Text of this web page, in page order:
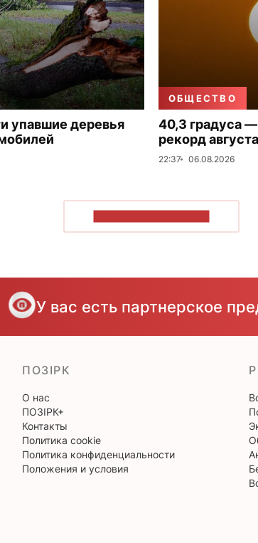
упавшие деревья
ОБЩЕСТВО
40,3 градуса
рекорд
22:37 06.08.2026
У вас есть партнерское
ПОЗІРК
О нас
ПОЗІРК+
Контакты
Политика cookie
Политика конфиденциальности
Положения и условия